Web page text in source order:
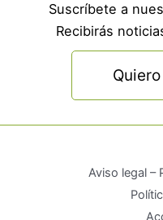
Suscríbete a
Recibirás
Aviso legal –